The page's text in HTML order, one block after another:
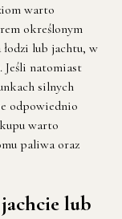
warto
określonym
lub jachtu, w
Jeśli natomiast
silnych
odpowiednio
warto
paliwa oraz
lub